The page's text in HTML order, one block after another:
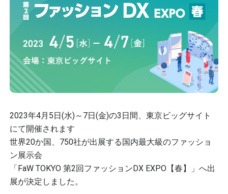
2023年4月5日(水)～7日(金)の3日間、東京ビッグサイト
にて開催されます
世界20か国、750社が出展する国内最大級のファッショ
ン展示会
「FaW TOKYO 第2回ファッションDX EXPO【春】」へ出
展が決定しました。